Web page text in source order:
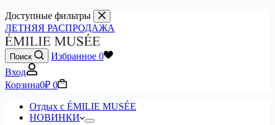
Доступные фильтры
ЛЕТНЯЯ РАСПРОДАЖА
Поиск Избранное 0
Вход
Корзина0₽ 0
Отдых с ÉMILIE MUSÉE
НОВИНКИ